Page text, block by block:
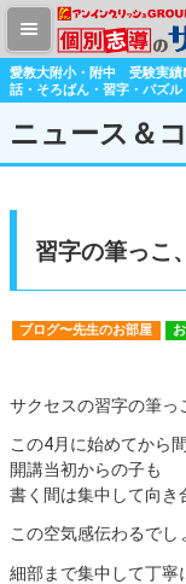
愛教大附小・附中 受験実績
話・そろばん・習字・パズル
ニュース＆
習字の筆っこ
ブログ〜先生のお部屋
サクセスの習字の筆っ
この4月に始めてから
開講当初からの子も
書く間は集中して向き
この空気感伝わるでし
細部まで集中して丁寧